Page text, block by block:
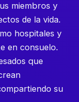
miembros y
de la vida.
hospitales y
en consuelo.
que
su